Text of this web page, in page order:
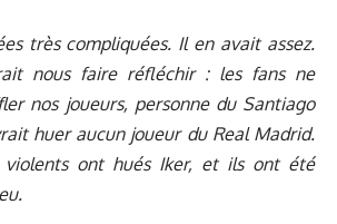
très compliquées. Il en avait assez.
nous faire réfléchir : les fans ne
nos joueurs, personne du Santiago
huer aucun joueur du Real Madrid.
violents ont hués Iker, et ils ont été